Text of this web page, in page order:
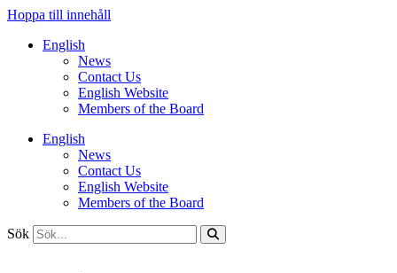
Hoppa till innehåll
English
News
Contact Us
English Website
Members of the Board
English
News
Contact Us
English Website
Members of the Board
Sök